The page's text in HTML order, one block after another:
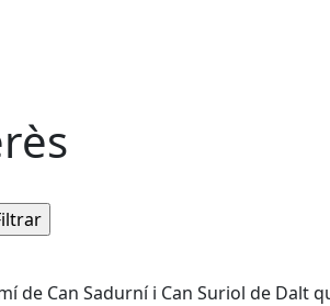
de Can Sadurní i Can Suriol de Dalt